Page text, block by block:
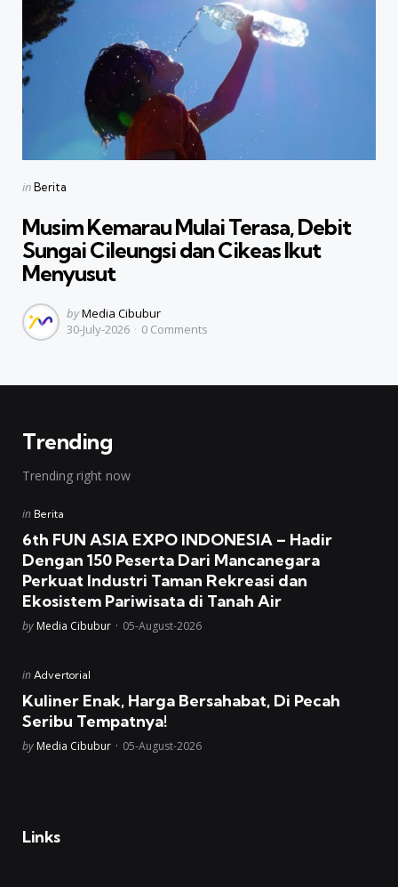
Categories
Posted
inBerita
Musim Kemarau Mulai Terasa, Debit
Sungai Cileungsi dan Cikeas Ikut
Menyusut
Posted
by
byMedia Cibubur
30-July-2026
0 Comments
Trending
Trending right now
Posted
in Berita
6th FUN ASIA EXPO INDONESIA – Hadir
Dengan 150 Peserta Dari Mancanegara
Perkuat Industri Taman Rekreasi dan
Ekosistem Pariwisata di Tanah Air
Posted
by Media Cibubur 05-August-2026
Posted
in Advertorial
Kuliner Enak, Harga Bersahabat, Di Pecah
Seribu Tempatnya!
Posted
by Media Cibubur 05-August-2026
Links